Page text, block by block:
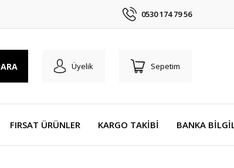
0530 174 79 56
ARA Üyelik Sepetim
FIRSAT ÜRÜNLER KARGO TAKİBİ BANKA